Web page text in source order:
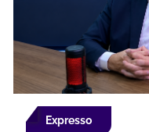
Expresso